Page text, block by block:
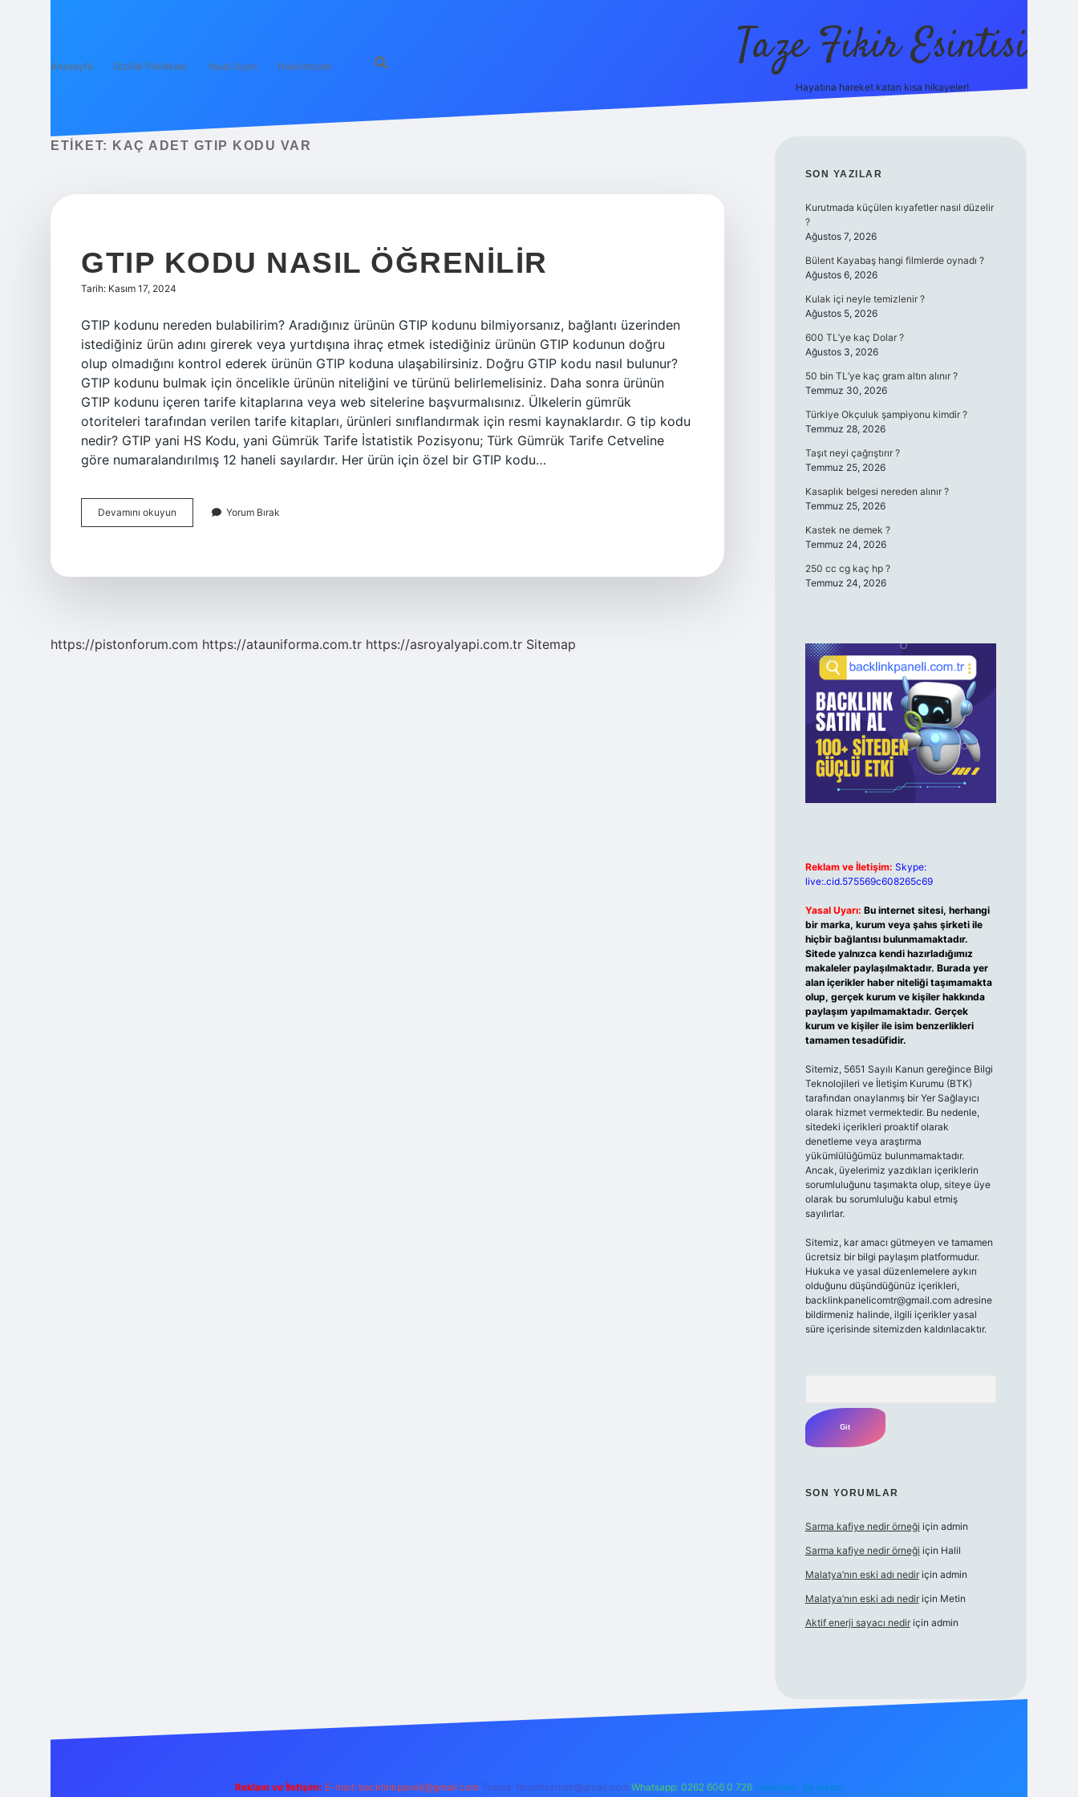
Anasayfa Gizlilik Politikası Yasal Uyarı Hakkımızda Taze Fikir Esintisi
Hayatına hareket katan kısa hikayeler!
ETIKET: KAÇ ADET GTIP KODU VAR
GTIP KODU NASIL ÖĞRENILIR
Tarih: Kasım 17, 2024
GTIP kodunu nereden bulabilirim? Aradığınız ürünün GTIP kodunu bilmiyorsanız, bağlantı üzerinden
istediğiniz ürün adını girerek veya yurtdışına ihraç etmek istediğiniz ürünün GTIP kodunun doğru
olup olmadığını kontrol ederek ürünün GTIP koduna ulaşabilirsiniz. Doğru GTIP kodu nasıl bulunur?
GTIP kodunu bulmak için öncelikle ürünün niteliğini ve türünü belirlemelisiniz. Daha sonra ürünün
GTIP kodunu içeren tarife kitaplarına veya web sitelerine başvurmalısınız. Ülkelerin gümrük
otoriteleri tarafından verilen tarife kitapları, ürünleri sınıflandırmak için resmi kaynaklardır. G tip kodu
nedir? GTIP yani HS Kodu, yani Gümrük Tarife İstatistik Pozisyonu; Türk Gümrük Tarife Cetveline
göre numaralandırılmış 12 haneli sayılardır. Her ürün için özel bir GTIP kodu…
Devamını okuyun
Kodu
Yorum Bırak
https://pistonforum.com https://atauniforma.com.tr https://asroyalyapi.com.tr Sitemap
SIDEBAR
SON YAZILAR
Kurutmada küçülen kıyafetler nasıl düzelir
?
Ağustos 7, 2026
Bülent Kayabaş hangi filmlerde oynadı ?
Ağustos 6, 2026
Kulak içi neyle temizlenir ?
Ağustos 5, 2026
600 TL’ye kaç Dolar ?
Ağustos 3, 2026
50 bin TL’ye kaç gram altın alınır ?
Temmuz 30, 2026
Türkiye Okçuluk şampiyonu kimdir ?
Temmuz 28, 2026
Taşıt neyi çağrıştırır ?
Temmuz 25, 2026
Kasaplık belgesi nereden alınır ?
Temmuz 25, 2026
Kastek ne demek ?
Temmuz 24, 2026
250 cc cg kaç hp ?
Temmuz 24, 2026
Reklam ve İletişim: Skype:
live:.cid.575569c608265c69
Yasal Uyarı: Bu internet sitesi, herhangi
bir marka, kurum veya şahıs şirketi ile
hiçbir bağlantısı bulunmamaktadır.
Sitede yalnızca kendi hazırladığımız
makaleler paylaşılmaktadır. Burada yer
alan içerikler haber niteliği taşımamakta
olup, gerçek kurum ve kişiler hakkında
paylaşım yapılmamaktadır. Gerçek
kurum ve kişiler ile isim benzerlikleri
tamamen tesadüfidir.
Sitemiz, 5651 Sayılı Kanun gereğince Bilgi
Teknolojileri ve İletişim Kurumu (BTK)
tarafından onaylanmış bir Yer Sağlayıcı
olarak hizmet vermektedir. Bu nedenle,
sitedeki içerikleri proaktif olarak
denetleme veya araştırma
yükümlülüğümüz bulunmamaktadır.
Ancak, üyelerimiz yazdıkları içeriklerin
sorumluluğunu taşımakta olup, siteye üye
olarak bu sorumluluğu kabul etmiş
sayılırlar.
Sitemiz, kar amacı gütmeyen ve tamamen
ücretsiz bir bilgi paylaşım platformudur.
Hukuka ve yasal düzenlemelere aykırı
olduğunu düşündüğünüz içerikleri,
backlinkpanelicomtr@gmail.comadresine
bildirmeniz halinde, ilgili içerikler yasal
süre içerisinde sitemizden kaldırılacaktır.
SON YORUMLAR
Sarma kafiye nedir örneği için admin
Sarma kafiye nedir örneği için Halil
Malatya’nın eski adı nediriçin admin
Malatya’nın eski adı nediriçin Metin
Aktif enerji sayacı nediriçin admin
Reklam ve İletişim: E-mail: backlinkpaneli@gmail.com Teams: forumhizmeti@gmail.com Whatsapp: 0262 606 0 726 Telegram: @karabul